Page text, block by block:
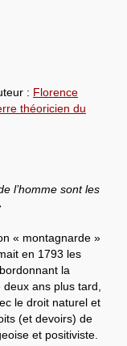
: Florence
théoricien du
l’homme sont les
« montagnarde »
en 1793 les
la
ans plus tard,
le droit naturel et
(et devoirs) de
et positiviste.